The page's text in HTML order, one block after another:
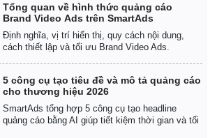
Tổng quan về hình thức quảng cáo
Brand Video Ads trên SmartAds
Định nghĩa, vị trí hiển thị, quy cách nội dung,
cách thiết lập và tối ưu Brand Video Ads.
5 công cụ tạo tiêu đề và mô tả quảng cáo
cho thương hiệu 2026
SmartAds tổng hợp 5 công cụ tạo headline
quảng cáo bằng AI giúp tiết kiệm thời gian và tối